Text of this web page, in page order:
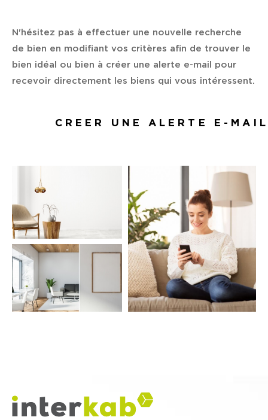
N'hésitez pas à effectuer une nouvelle recherche
de bien en modifiant vos critères afin de trouver le
bien idéal ou bien à créer une alerte e-mail pour
recevoir directement les biens qui vous intéressent.
CREER UNE ALERTE E-
Surface
Surface
AFFINER LES CRITÈRES
TERRASSE PARKING
PISCINE
FILTRER PAR
COUPS DE COEUR EXCLUSIVITÉS
RECHERCHER